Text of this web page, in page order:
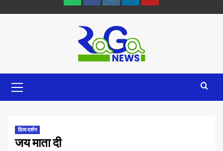
दिव्य दर्शन
जय माता दी